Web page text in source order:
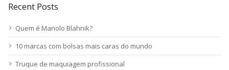
Recent Posts
Quem é Manolo Blahnik?
10 marcas com bolsas mais caras do mundo
Truque de maquiagem profissional